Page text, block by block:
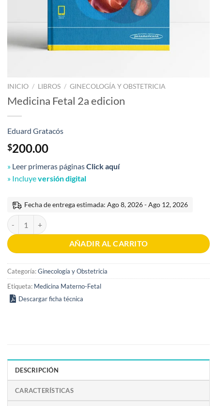
INICIO / LIBROS / GINECOLOGÍA Y OBSTETRICIA
Medicina Fetal 2a edicion
Eduard Gratacós
$200.00
» Leer primeras páginasClick aquí
» Incluyeversión digital
Fecha de entrega estimada: Ago 8, 2026 - Ago 12, 2026
Medicina Fetal 2a edicion cantidad
AÑADIR AL CARRITO
Categoría:Ginecología y Obstetricia
Etiqueta: Medicina Materno-Fetal
Descargar ficha técnica
DESCRIPCIÓN
CARACTERÍSTICAS